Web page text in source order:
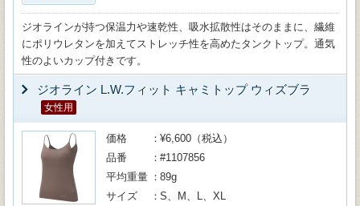
ジオラインが持つ保温力や速乾性、吸水拡散性はそのままに、繊維
にポリウレタンを加えてストレッチ性を高めたタンクトップ。通気
性のよいカップ付きです。
ジオライン L.W.フィット キャミトップ ウィズブラ
女性用
価格
¥6,600（税込）
品番
#1107856
平均重量
89g
サイズ
S、M、L、XL